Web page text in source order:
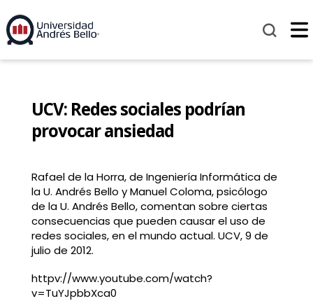
UCV: Redes sociales podrían
provocar ansiedad
Rafael de la Horra, de Ingeniería Informática de
la U. Andrés Bello y Manuel Coloma, psicólogo
de la U. Andrés Bello, comentan sobre ciertas
consecuencias que pueden causar el uso de
redes sociales, en el mundo actual. UCV, 9 de
julio de 2012.
httpv://www.youtube.com/watch?
v=TuYJpbbXca0